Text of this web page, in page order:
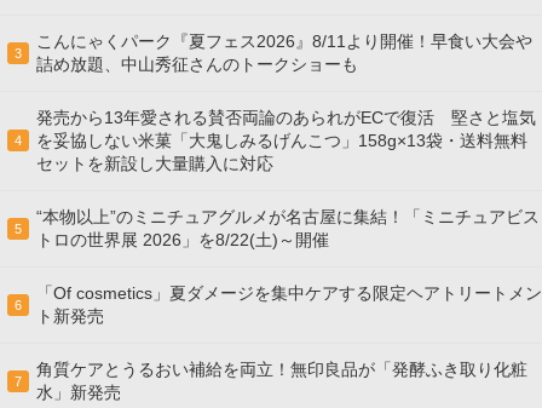
3
こんにゃくパーク『夏フェス2026』8/11より開催！早食い大会や
詰め放題、中山秀征さんのトークショーも
4
発売から13年愛される賛否両論のあられがECで復活 堅さと塩気
を妥協しない米菓「大鬼しみるげんこつ」158g×13袋・送料無料
セットを新設し大量購入に対応
5
“本物以上”のミニチュアグルメが名古屋に集結！「ミニチュアビス
トロの世界展 2026」を8/22(土)～開催
6
「Of cosmetics」夏ダメージを集中ケアする限定ヘアトリートメン
ト新発売
7
角質ケアとうるおい補給を両立！無印良品が「発酵ふき取り化粧
水」新発売